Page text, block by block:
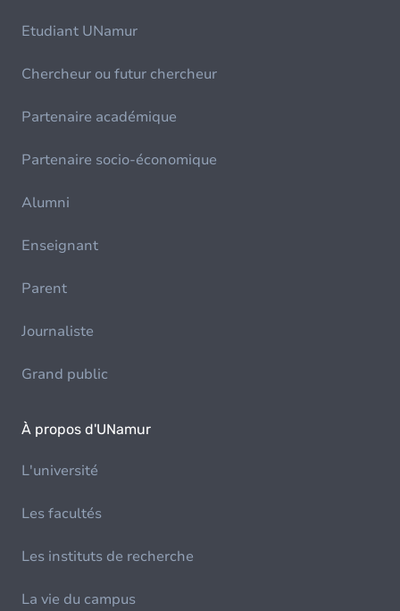
Etudiant UNamur
Chercheur ou futur chercheur
Partenaire académique
Partenaire socio-économique
Alumni
Enseignant
Parent
Journaliste
Grand public
À propos d'UNamur
L'université
Les facultés
Les instituts de recherche
La vie du campus